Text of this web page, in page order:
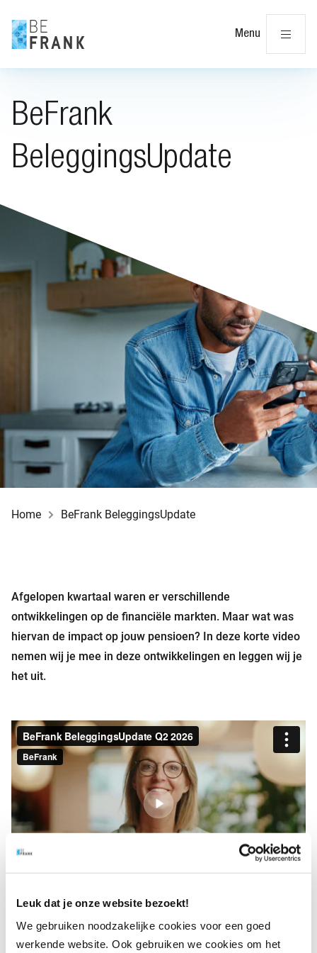
Leuk dat je onze website bezoekt!
We gebruiken noodzakelijke cookies voor een goed
werkende website. Ook gebruiken we cookies om het
Menu
BeFrank
BeleggingsUpdate
Home BeFrank BeleggingsUpdate
Afgelopen kwartaal waren er verschillende
ontwikkelingen op de financiële markten. Maar wat was
hiervan de impact op jouw pensioen? In deze korte video
nemen wij je mee in deze ontwikkelingen en leggen wij je
het uit.